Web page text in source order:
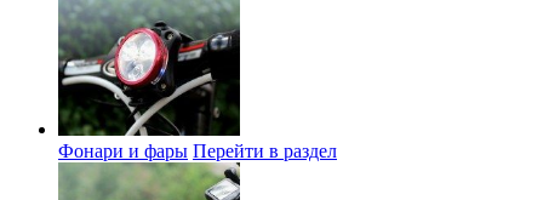
Фонари и фары Перейти в раздел